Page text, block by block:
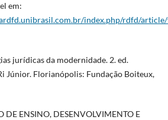
em:
index.php/rdfd/
jurídicas da modernidade. 2. ed.
Júnior. Florianópolis: Fundação Boiteux,
DE ENSINO, DESENVOLVIMENTO E